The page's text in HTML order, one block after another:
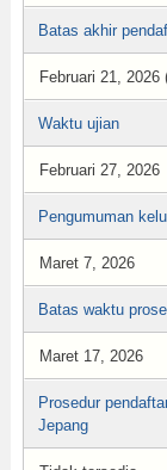
Batas akhir
Februari 21,
Waktu ujian
Februari 27, 2026
Pengumuman
Maret 7, 2026
Batas waktu
Maret 17, 2026
Prosedur
Jepang